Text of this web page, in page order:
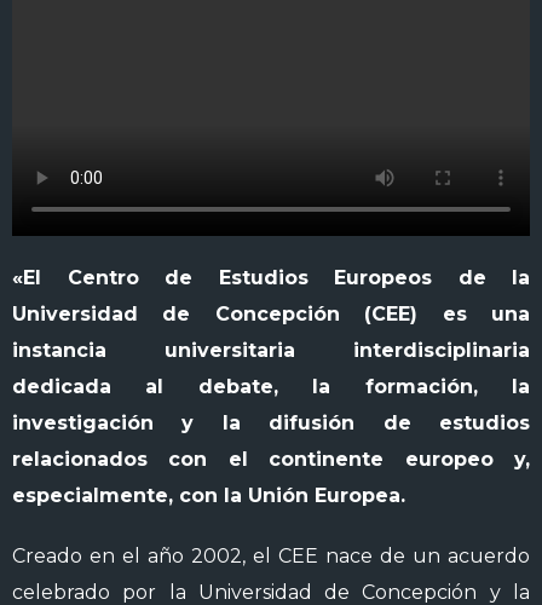
«El Centro de Estudios Europeos de la
Universidad de Concepción (CEE) es una
instancia universitaria interdisciplinaria
dedicada al debate, la formación, la
investigación y la difusión de estudios
relacionados con el continente europeo y,
especialmente, con la Unión Europea.
Creado en el año 2002, el CEE nace de un acuerdo
celebrado por la Universidad de Concepción y la